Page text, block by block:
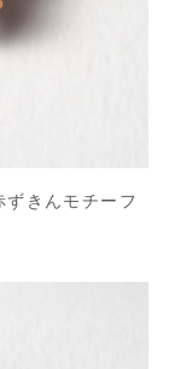
きんモチーフ